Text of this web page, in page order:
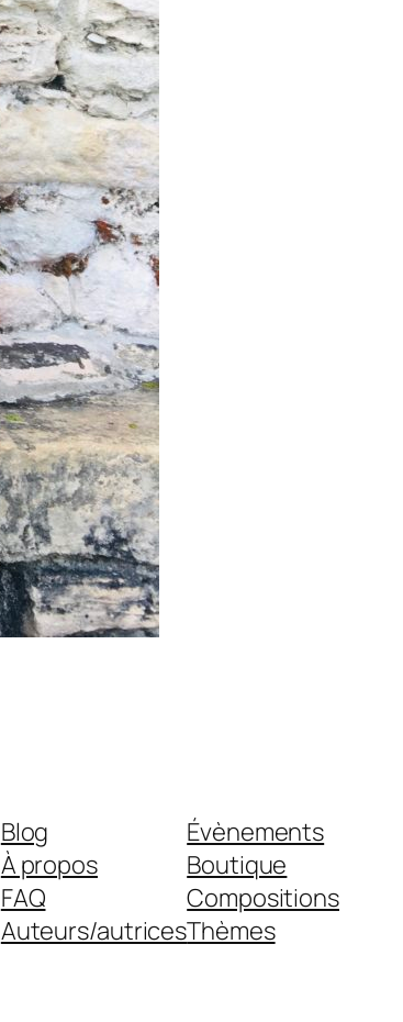
Blog
À propos
FAQ
Auteurs/autrices
Évènements
Boutique
Compositions
Thèmes